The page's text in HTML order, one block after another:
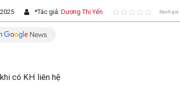
*Tác giả: Dương Thị Yến Đánh giá
có KH liên hệ